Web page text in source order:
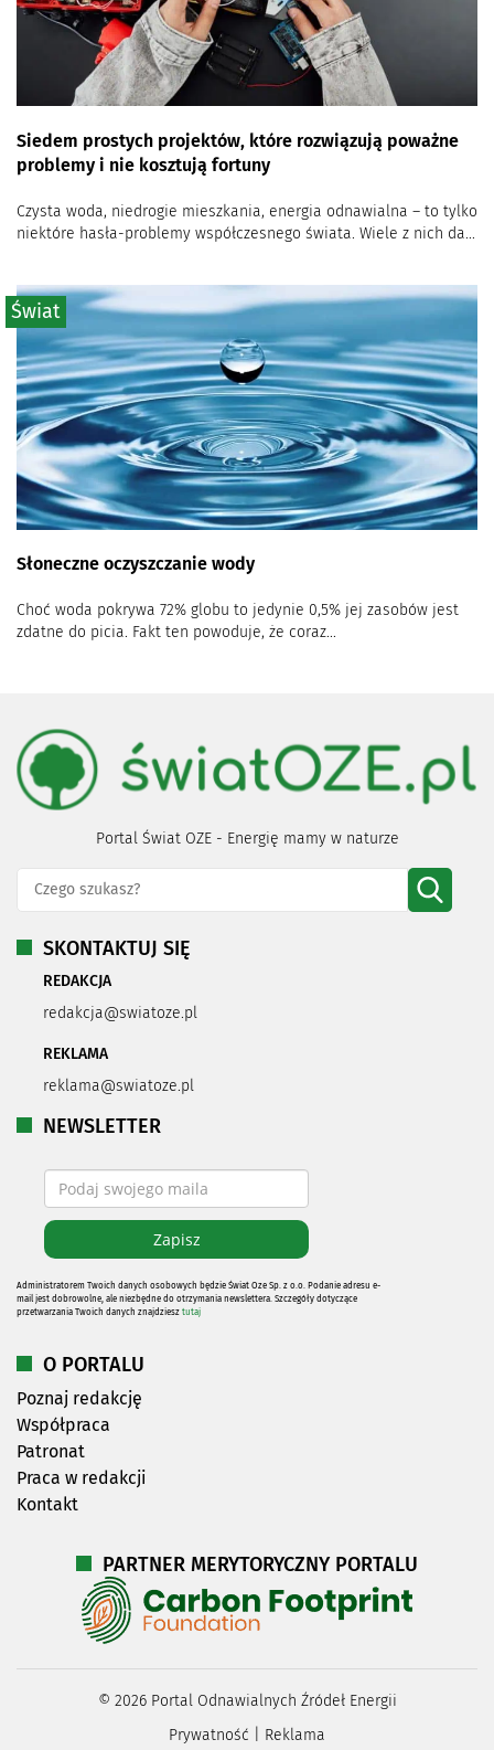
Siedem prostych projektów, które rozwiązują poważne
problemy i nie kosztują fortuny
Czysta woda, niedrogie mieszkania, energia odnawialna – to tylko
niektóre hasła-problemy współczesnego świata. Wiele z nich da...
Słoneczne oczyszczanie wody
Choć woda pokrywa 72% globu to jedynie 0,5% jej zasobów jest
zdatne do picia. Fakt ten powoduje, że coraz...
Świat
Portal Świat OZE - Energię mamy w naturze
SKONTAKTUJ SIĘ
REDAKCJA
redakcja@swiatoze.pl
REKLAMA
reklama@swiatoze.pl
NEWSLETTER
Administratorem Twoich danych osobowych będzie Świat Oze Sp. z o.o. Podanie adresu e-
mail jest dobrowolne, ale niezbędne do otrzymania newslettera. Szczegóły dotyczące
przetwarzania Twoich danych znajdziesz tutaj
O PORTALU
Poznaj redakcję
Współpraca
Patronat
Praca w redakcji
Kontakt
PARTNER MERYTORYCZNY PORTALU
© 2026Portal Odnawialnych Źródeł Energii
Prywatność
Reklama